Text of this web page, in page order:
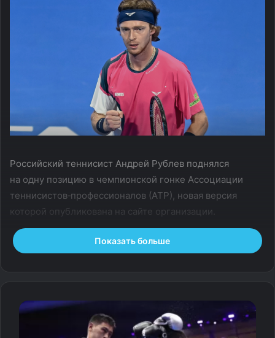
Российский теннисист Андрей Рублев поднялся
на одну позицию в чемпионской гонке Ассоциации
теннисистов‑профессионалов (АТР), новая версия
которой опубликована на сайте организации.
Рублев теперь занимает 21‑ю строчку. Даниил
Лидером является итальянец Янник Синнер,
отбывающий временную дисквалификацию за допинг.
Показать больше